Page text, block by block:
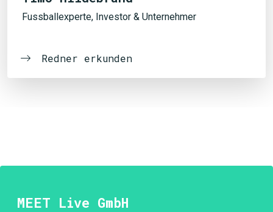
Fussballexperte, Investor & Unternehmer
Redner erkunden
MEET Live GmbH